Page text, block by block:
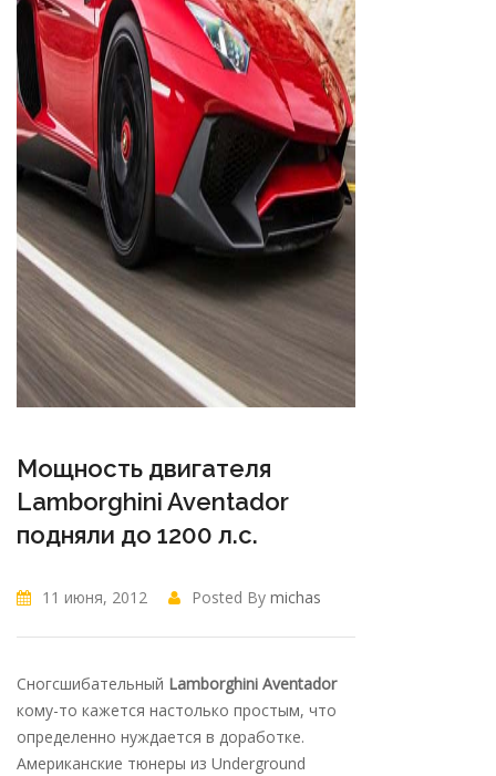
Мощность двигателя
Lamborghini Aventador
подняли до 1200 л.с.
11 июня, 2012 Posted By michas
Сногсшибательный Lamborghini Aventador
кому-то кажется настолько простым, что
определенно нуждается в доработке.
Американские тюнеры из Underground